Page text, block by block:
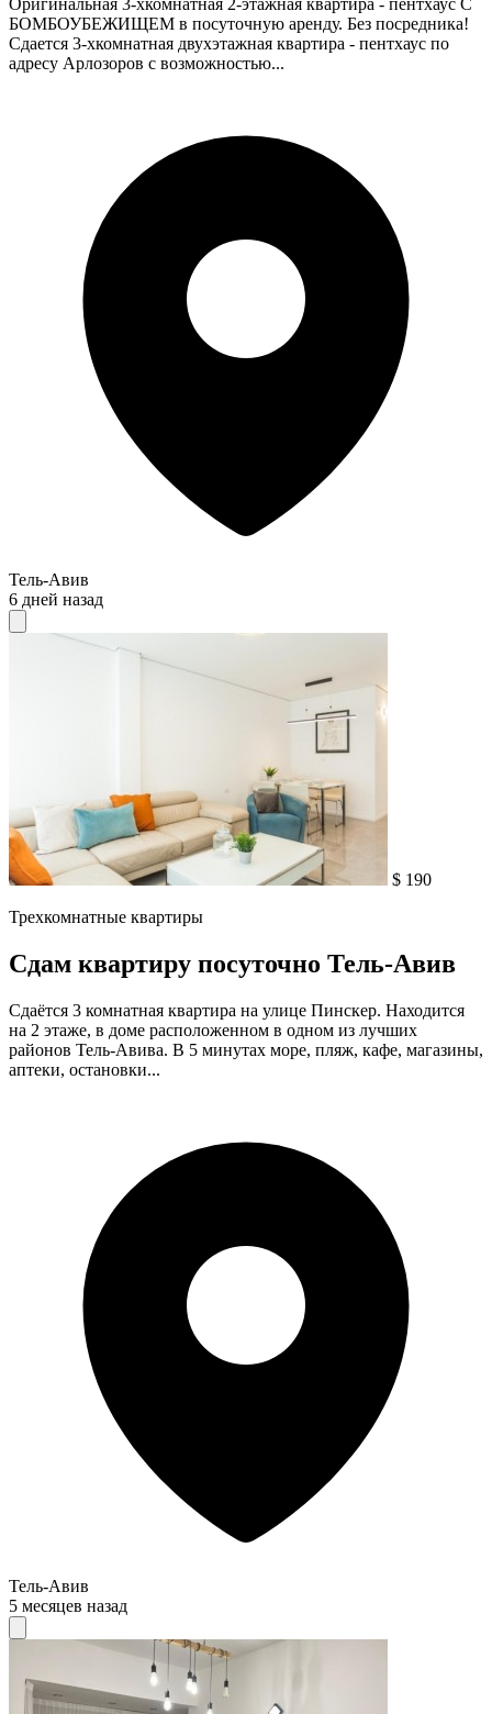
БОМБОУБЕЖИЩЕМ в посуточную аренду. Без посредника!
Сдается 3-хкомнатная двухэтажная квартира - пентхаус по
адресу Арлозоров с возможностью...
Тель-Авив
6 дней назад
$ 190
Трехкомнатные квартиры
Сдам квартиру посуточно Тель-Авив
Сдаётся 3 комнатная квартира на улице Пинскер. Находится
на 2 этаже, в доме расположенном в одном из лучших
районов Тель-Авива. В 5 минутах море, пляж, кафе, магазины,
аптеки, остановки...
Тель-Авив
5 месяцев назад